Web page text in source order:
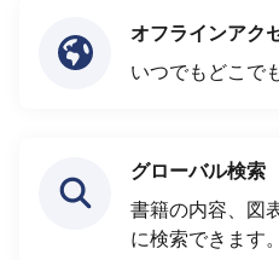
オフラインアク
いつでもどこで
グローバル検索
書籍の内容、図
に検索できます。